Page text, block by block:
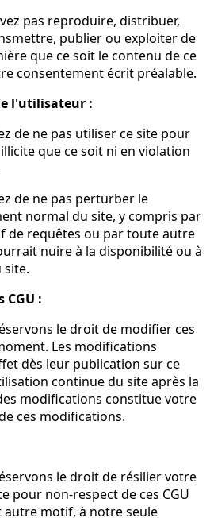
pas reproduire, distribuer,
publier ou exploiter de
que ce soit le contenu de ce
consentement écrit préalable.
l'utilisateur :
de ne pas utiliser ce site pour
que ce soit ni en violation
de ne pas perturber le
normal du site, y compris par
de requêtes ou par toute autre
nuire à la disponibilité ou à
:
le droit de modifier ces
Les modifications
dès leur publication sur ce
continue du site après la
modifications constitue votre
ces modifications.
le droit de résilier votre
pour non-respect de ces CGU
motif, à notre seule